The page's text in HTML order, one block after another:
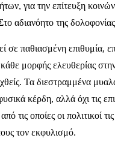
για την επίτευξη
αδιανόητο της
σε παθιασμένη επιθυμία,
μορφής ελευθερίας
Τα διεστραμμένα
κέρδη, αλλά όχι τις
τις οποίες οι πολιτικοί
τον εκφυλισμό.